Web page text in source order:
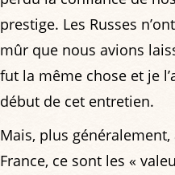
prestige. Les Russes
mûr que nous avions
fut la même chose et je
début de cet entretien.
Mais, plus
France, ce sont les «